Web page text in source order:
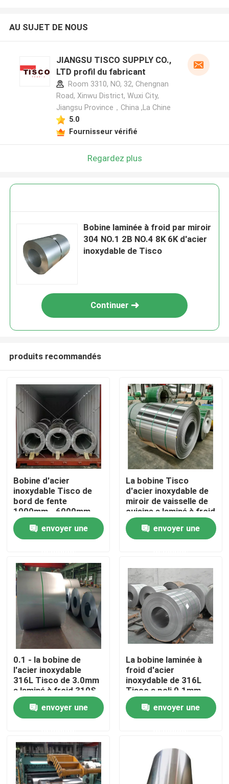
Accueil
A propos de nous
Produits
Bobine en acier inoxydable Tisco
plaque de métal d'acier inoxydable
Feuille de plat d'acier au carbone
Bobine en acier de GI
Tuyau d'acier de solides solubles
Barre ronde d'acier inoxydable
AU SUJET DE NOUS
JIANGSU TISCO SUPPLY CO.,
LTD profil du fabricant
Room 3310, NO, 32, Chengnan
Road, Xinwu District, Wuxi City,
Jiangsu Province，China ,La Chine
5.0
Fournisseur vérifié
Regardez plus
Bobine laminée à froid par miroir
304 NO.1 2B NO.4 8K 6K d'acier
inoxydable de Tisco
Continuer
produits recommandés
Bobine d'acier
inoxydable Tisco de
bord de fente
1000mm - 6000mm
201 202
envoyer une
La bobine Tisco
d'acier inoxydable de
miroir de vaisselle de
cuisine a laminé à froid
2B 8K 6k 0.2mm
envoyer une
0.1 - la bobine de
l'acier inoxydable
316L Tisco de 3.0mm
a laminé à froid 310S
poli 304
envoyer une
La bobine laminée à
froid d'acier
inoxydable de 316L
Tisco a poli 0.1mm
304 ISO9001 solides
solubles 308 309
envoyer une